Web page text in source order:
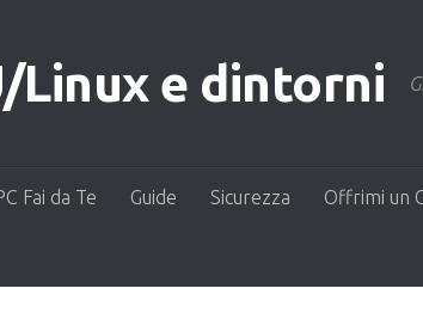
Linux e dintorni
Fai da Te Guide Sicurezza Offrimi un